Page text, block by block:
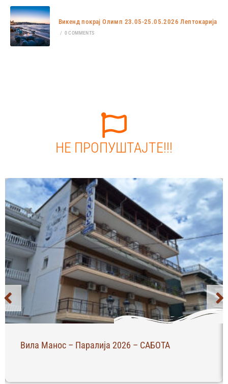
Викенд покрај Олимп 23.05-25.05.2026 Лептокарија
/ 0 COMMENTS
НЕ ПРОПУШТАЈТЕ!!!
Вила Манос – Паралија 2026 – САБОТА